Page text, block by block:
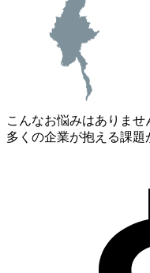
こんなお悩みはありませ
多くの企業が抱える課題